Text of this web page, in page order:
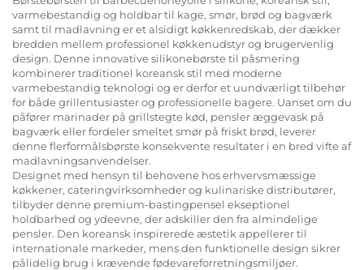
varmebestandig og holdbar til kage, smør, brød og bagværk
samt til madlavning er et alsidigt køkkenredskab, der dækker
bredden mellem professionel køkkenudstyr og brugervenlig
design. Denne innovative silikonebørste til påsmering
kombinerer traditionel koreansk stil med moderne
varmebestandig teknologi og er derfor et uundværligt tilbehør
for både grillentusiaster og professionelle bagere. Uanset om du
påfører marinader på grillstegte kød, pensler æggevask på
bagværk eller fordeler smeltet smør på friskt brød, leverer
denne flerformålsbørste konsekvente resultater i en bred vifte af
madlavningsanvendelser.
Designet med hensyn til behovene hos erhvervsmæssige
køkkener, cateringvirksomheder og kulinariske distributører,
tilbyder denne premium-bastingpensel ekseptionel
holdbarhed og ydeevne, der adskiller den fra almindelige
pensler. Den koreansk inspirerede æstetik appellerer til
internationale markeder, mens den funktionelle design sikrer
pålidelig brug i krævende fødevareforretningsmiljøer.